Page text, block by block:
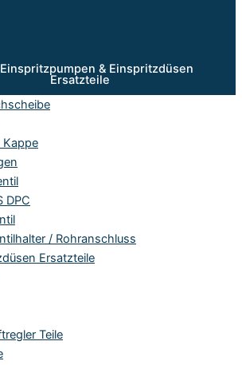
& Einspritzdüsen
Ersatzteile
Kappe
DPC
/ Rohranschluss
Ersatzteile
Teile